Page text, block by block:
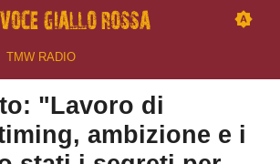
TMW RADIO
"Lavoro di
ambizione e i